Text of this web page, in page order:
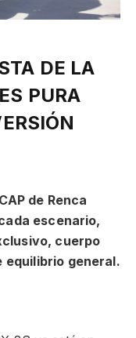
DE LA
ES PURA
de Renca
escenario,
cuerpo
equilibrio general.